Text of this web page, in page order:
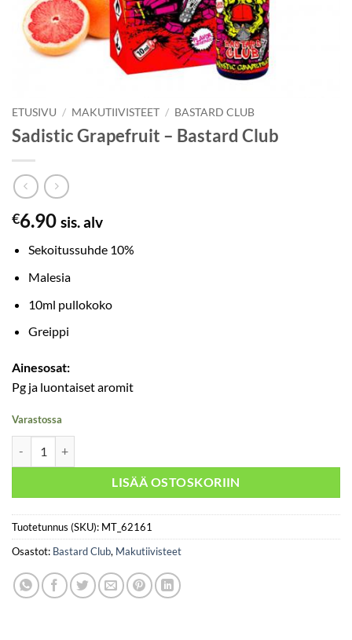
ETUSIVU / MAKUTIIVISTEET / BASTARD CLUB
Sadistic Grapefruit – Bastard Club
€6.90 sis. alv
Sekoitussuhde 10%
Malesia
10ml pullokoko
Greippi
Ainesosat:
Pg ja luontaiset aromit
Varastossa
LISÄÄ OSTOSKORIIN
Tuotetunnus (SKU): MT_62161
Osastot: Bastard Club, Makutiivisteet